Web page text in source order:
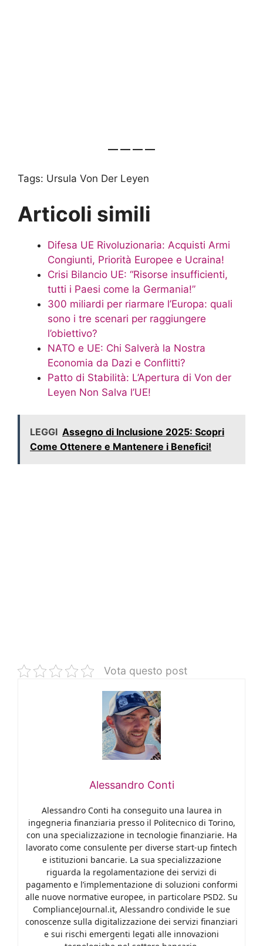
— — — —
Tags: Ursula Von Der Leyen
Articoli simili
Difesa UE Rivoluzionaria: Acquisti Armi
Congiunti, Priorità Europee e Ucraina!
Crisi Bilancio UE: “Risorse insufficienti,
tutti i Paesi come la Germania!”
300 miliardi per riarmare l’Europa: quali
sono i tre scenari per raggiungere
l’obiettivo?
NATO e UE: Chi Salverà la Nostra
Economia da Dazi e Conflitti?
Patto di Stabilità: L’Apertura di Von der
Leyen Non Salva l’UE!
LEGGI Assegno di Inclusione 2025: Scopri
Come Ottenere e Mantenere i Benefici!
Vota questo post
Alessandro Conti
Alessandro Conti ha conseguito una laurea in
ingegneria finanziaria presso il Politecnico di Torino,
con una specializzazione in tecnologie finanziarie. Ha
lavorato come consulente per diverse start-up fintech
e istituzioni bancarie. La sua specializzazione
riguarda la regolamentazione dei servizi di
pagamento e l’implementazione di soluzioni conformi
alle nuove normative europee, in particolare PSD2. Su
ComplianceJournal.it, Alessandro condivide le sue
conoscenze sulla digitalizzazione dei servizi finanziari
e sui rischi emergenti legati alle innovazioni